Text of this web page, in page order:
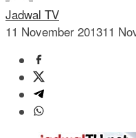
Jadwal TV
11 November 201311